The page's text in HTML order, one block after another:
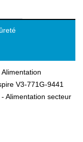
V3-771G-9441
Alimentation secteur